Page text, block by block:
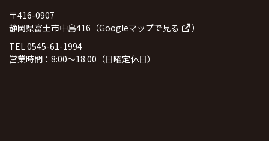
〒416-0907
静岡県富士市中島416（Googleマップで見る
）
TEL 0545-61-1994
営業時間：8:00～18:00（日曜定休日）